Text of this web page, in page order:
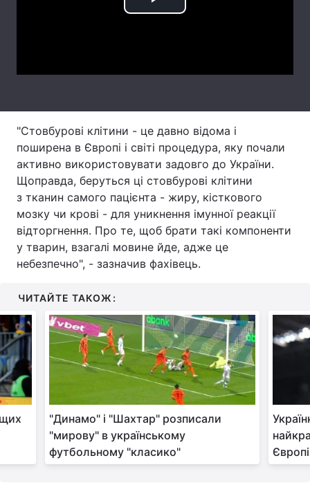
Тема оформлення
Play
"Стовбурові клітини - це давно відома і
поширена в Європі і світі процедура, яку почали
активно використовувати задовго до України.
Щоправда, беруться ці стовбурові клітини
з тканин самого пацієнта - жиру, кісткового
мозку чи крові - для уникнення імунної реакції
відторгнення. Про те, щоб брати такі компоненти
у тварин, взагалі мовине йде, адже це
небезпечно", - зазначив фахівець.
ЧИТАЙТЕ ТАКОЖ:
"Динамо" і "Шахтар" розписали
"мирову" в українському
футбольному "класико"